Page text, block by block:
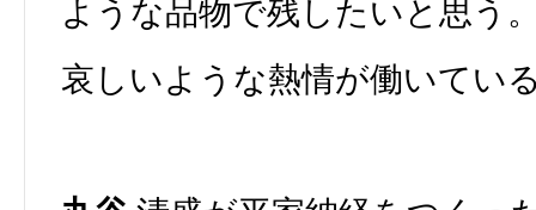
ような品物で残したいと思う
哀しいような熱情が働いてい